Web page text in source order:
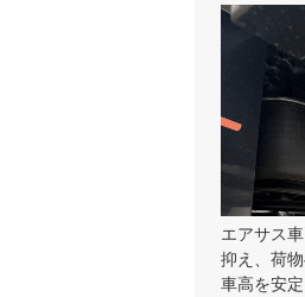
エアサス
抑え、荷
車高を安